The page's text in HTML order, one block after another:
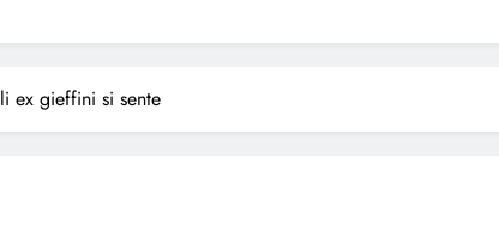
ex gieffini si sente